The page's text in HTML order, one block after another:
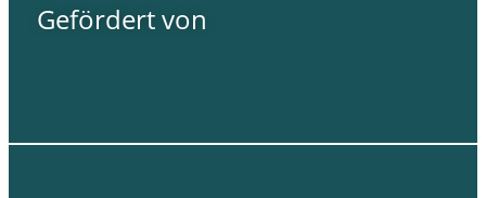
Gefördert von